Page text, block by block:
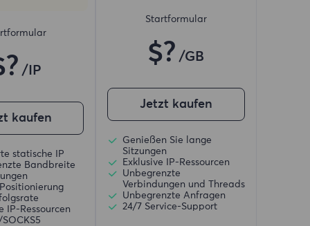
/IP
kaufen
statische IP
Bandbreite
IP-Ressourcen
SOCKS5
Startformular
$? /GB
Jetzt kaufen
Genießen Sie lange
Sitzungen
Exklusive IP-Ressourcen
Unbegrenzte
Verbindungen und Threads
Unbegrenzte Anfragen
24/7 Service-Support